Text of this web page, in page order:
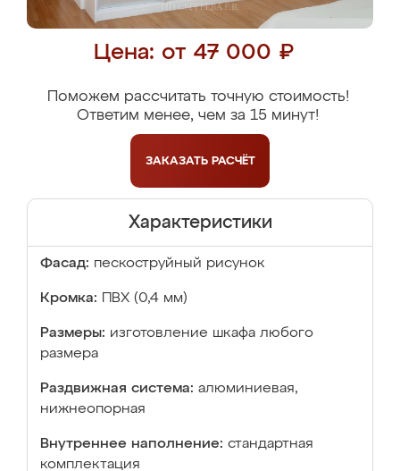
Цена: от 47 000 ₽
Поможем рассчитать точную стоимость!
Ответим менее, чем за 15 минут!
ЗАКАЗАТЬ РАСЧЁТ
Характеристики
Фасад: пескоструйный рисунок
Кромка: ПВХ (0,4 мм)
Размеры: изготовление шкафа любого
размера
Раздвижная система: алюминиевая,
нижнеопорная
Внутреннее наполнение: стандартная
комплектация